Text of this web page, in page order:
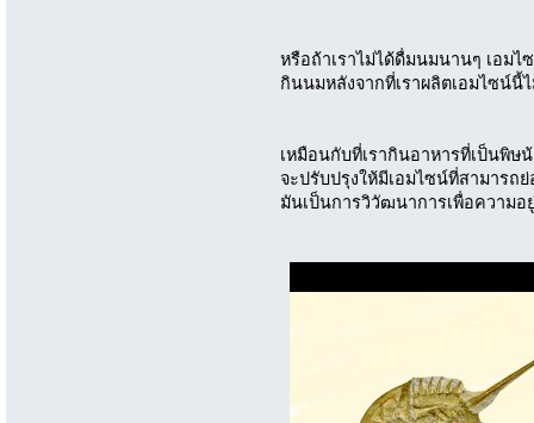
หรือถ้าเราไม่ได้ดื่มนมนานๆ เอม
กินนมหลังจากที่เราผลิตเอมไซน์นี้
เหมือนกับที่เรากินอาหารที่เป็นพิษ
จะปรับปรุงให้มีเอมไซน์ที่สามารถ
มันเป็นการวิวัฒนาการเพื่อความ